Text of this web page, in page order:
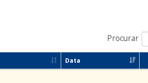
Procurar
Data